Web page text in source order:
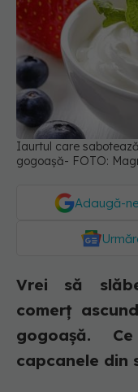
Iaurtul care
gogoașă- FOTO:
Adaugă-
Vrei să
comerț
gogoașă.
capcanele din